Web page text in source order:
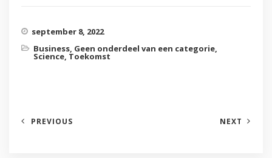
september 8, 2022
Business, Geen onderdeel van een categorie,
Science, Toekomst
PREVIOUS NEXT